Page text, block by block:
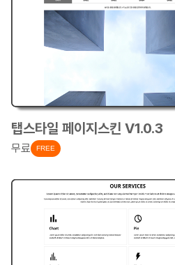
탭스타일 페이지스킨 V1.0.3
무료 FREE